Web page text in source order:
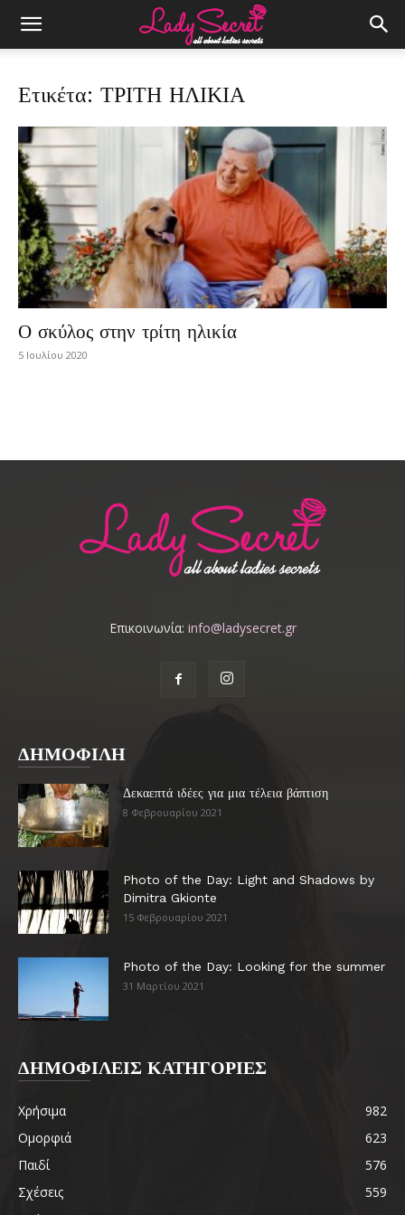
Ετικέτα: ΤΡΙΤΗ ΗΛΙΚΙΑ
Ο σκύλος στην τρίτη ηλικία
5 Ιουλίου 2020
Επικοινωνία: info@ladysecret.gr
ΔΗΜΟΦΙΛΗ
Δεκαεπτά ιδέες για μια τέλεια βάπτιση
8 Φεβρουαρίου 2021
Photo of the Day: Light and Shadows by
Dimitra Gkionte
15 Φεβρουαρίου 2021
Photo of the Day: Looking for the summer
31 Μαρτίου 2021
ΔΗΜΟΦΙΛΕΙΣ ΚΑΤΗΓΟΡΙΕΣ
Χρήσιμα
982
Ομορφιά
623
Παιδί
576
Σχέσεις
559